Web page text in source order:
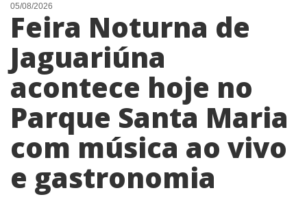
05/08/2026
Feira Noturna de
Jaguariúna
acontece hoje no
Parque Santa Maria
com música ao vivo
e gastronomia